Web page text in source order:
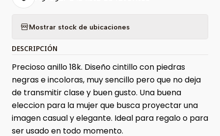
Mostrar stock de ubicaciones
DESCRIPCIÓN
Precioso anillo 18k. Diseño cintillo con piedras
negras e incoloras, muy sencillo pero que no deja
de transmitir clase y buen gusto. Una buena
eleccion para la mujer que busca proyectar una
imagen casual y elegante. Ideal para regalo o para
ser usado en todo momento.